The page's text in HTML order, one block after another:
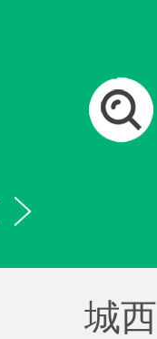
城西